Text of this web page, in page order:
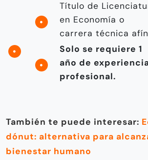
Título de
en Economía o
carrera técnica
Solo se requiere 1
año de
profesional.
También te puede interesar:
dónut: alternativa para
bienestar humano